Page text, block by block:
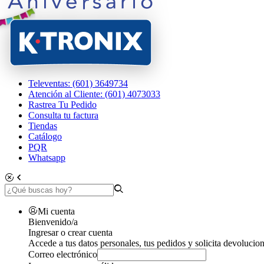
Televentas: (601) 3649734
Atención al Cliente: (601) 4073033
Rastrea Tu Pedido
Consulta tu factura
Tiendas
Catálogo
PQR
Whatsapp
Mi cuenta
Bienvenido/a
Ingresar o crear cuenta
Accede a tus datos personales, tus pedidos y solicita
Correo electrónico